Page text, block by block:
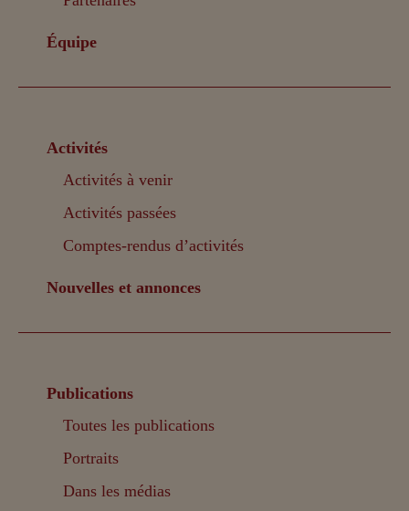
Équipe
Activités
Activités à venir
Activités passées
Comptes-rendus d’activités
Nouvelles et annonces
Publications
Toutes les publications
Portraits
Dans les médias